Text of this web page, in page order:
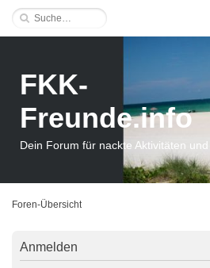
FKK-
Freunde.info
Dein Forum für nackte Aktivitäten
Foren-Übersicht
Anmelden